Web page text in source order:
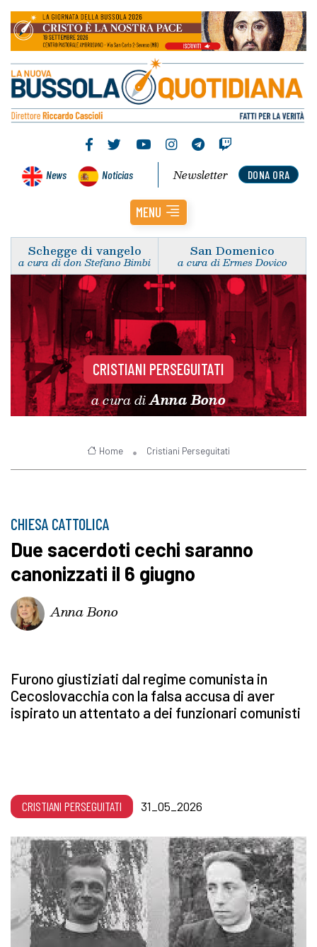
News Noticias DONA ORA
Newsletter
MENU
Schegge di vangelo
a cura di don Stefano Bimbi
San Domenico
a cura di Ermes Dovico
CRISTIANI PERSEGUITATI
a cura diAnna Bono
Home Cristiani Perseguitati
CHIESA CATTOLICA
Due sacerdoti cechi saranno
canonizzati il 6 giugno
Anna Bono
Furono giustiziati dal regime comunista in
Cecoslovacchia con la falsa accusa di aver
ispirato un attentato a dei funzionari comunisti
CRISTIANI PERSEGUITATI 31_05_2026